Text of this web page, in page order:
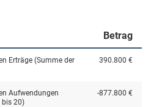
Betrag
Erträge (Summe der
390.800 €
Aufwendungen
bis 20)
-877.800 €